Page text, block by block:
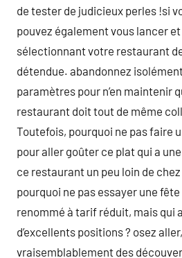
de tester de judicieux perles !si
pouvez également vous lancer
sélectionnant votre restaurant
détendue. abandonnez
paramètres pour n’en maintenir
restaurant doit tout de même
Toutefois, pourquoi ne pas faire
pour aller goûter ce plat qui a
ce restaurant un peu loin de chez
pourquoi ne pas essayer une
renommé à tarif réduit, mais qui
d’excellents positions ? osez
vraisemblablement des